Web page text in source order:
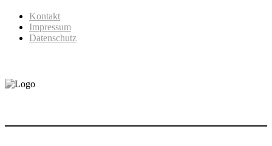
Kontakt
Impressum
Datenschutz